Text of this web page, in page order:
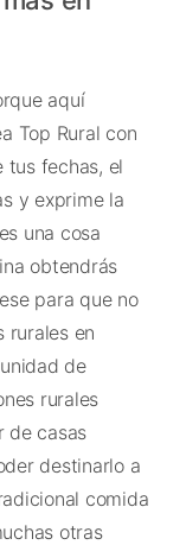
aquí
Top Rural con
tus fechas, el
y exprime la
una cosa
obtendrás
para que no
rurales en
de
rurales
de casas
destinarlo a
comida
otras